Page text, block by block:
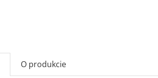
O produkcie